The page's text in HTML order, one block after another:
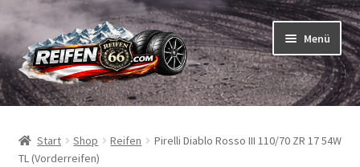
Zur
Navigation
springen
Zum
Inhalt
springen
Menü
Reifen
Schläuche
Start Shop Reifen
Pirelli Diablo Rosso III 110/70 ZR 17 54W
TL (Vorderreifen)